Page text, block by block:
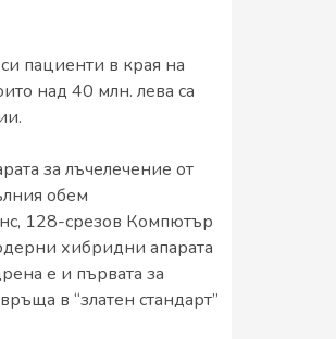
пациенти в края на
над 40 млн. лева са
за лъчелечение от
обем
128-срезов Компютър
хибридни апарата
е и първата за
в “златен стандарт”